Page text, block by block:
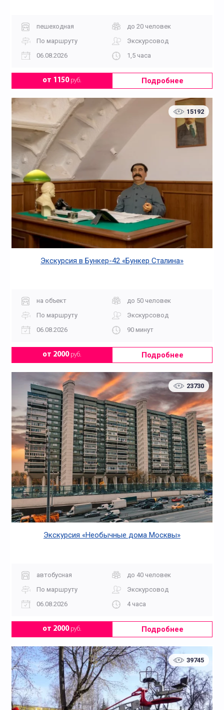
пешеходная
до 20 человек
По маршруту
Экскурсовод
06.08.2026
1,5 часа
от 1150руб. Подробнее
15192
Экскурсия в Бункер-42 «Бункер Сталина»
на объект
до 50 человек
По маршруту
Экскурсовод
06.08.2026
90 минут
от 2000руб. Подробнее
23730
Экскурсия «Необычные дома Москвы»
автобусная
до 40 человек
По маршруту
Экскурсовод
06.08.2026
4 часа
от 2000руб. Подробнее
39745